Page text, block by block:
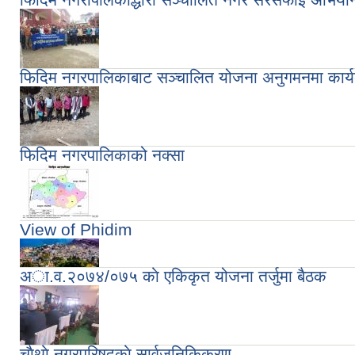
फिदिम नगरपालिकाबाट सञ्चालित योजना अनुगमनमा
फिदिम नगरपालिकाको नक्सा
View of Phidim
अा.व.२०७४/०७५ काे एकिकृत योजना तर्जुमा बैठक